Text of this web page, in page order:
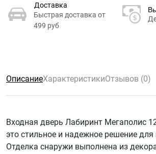
Доставка
Быстрая доставка от
499 руб
ОписаниеХарактеристикиОтзывов (0)
Входная дверь Лабиринт Мегаполис
это стильное и надежное решение
Отделка снаружи выполнена из